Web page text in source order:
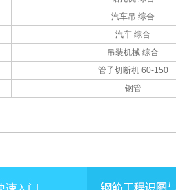
汽车吊 综合
汽车 综合
吊装机械 综合
管子切断机 60-150
钢管